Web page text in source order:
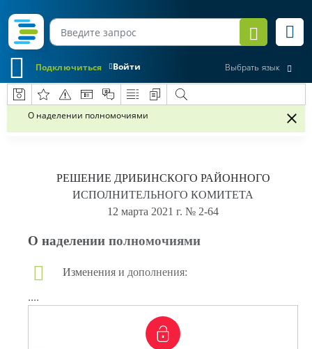
Войти
Подключиться Выбрать язык
О наделении полномочиями
РЕШЕНИЕ ДРИБИНСКОГО РАЙОННОГО
ИСПОЛНИТЕЛЬНОГО КОМИТЕТА
12 марта 2021 г. № 2-64
О наделении полномочиями
Изменения и дополнения:
....